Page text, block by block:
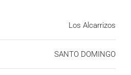
Los Alcarrizos
SANTO DOMINGO